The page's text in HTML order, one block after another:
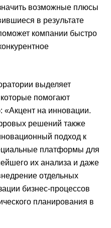
возможные плюсы
в результате
компании быстро
выделяет
помогают
«Акцент на инновации.
решений также
подход к
платформы для
их анализа и даже
отдельных
бизнес-процессов
планирования в